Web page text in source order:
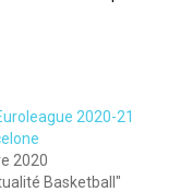
2020-21
2020
Basketball"